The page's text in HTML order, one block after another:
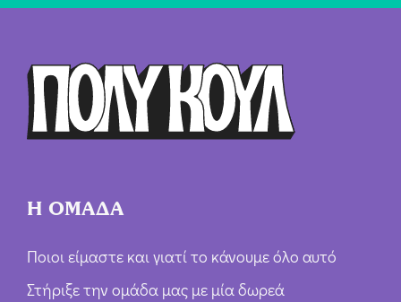
ή
Η ΟΜΑΔΑ
Ποιοι είμαστε και γιατί το κάνουμε όλο αυτό
Στήριξε την ομάδα μας με μία δωρεά